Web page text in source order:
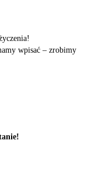
wpisać – zrobimy